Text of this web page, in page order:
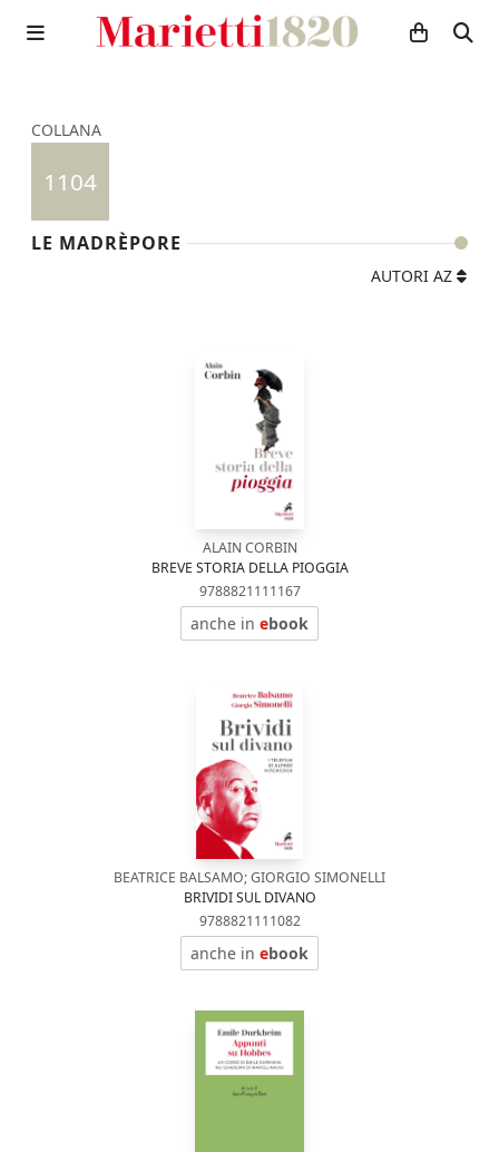
COLLANA
1104
LE MADRÈPORE
AUTORI AZ
ALAIN CORBIN
BREVE STORIA DELLA PIOGGIA
9788821111167
anche in ebook
BEATRICE BALSAMO; GIORGIO SIMONELLI
BRIVIDI SUL DIVANO
9788821111082
anche in ebook